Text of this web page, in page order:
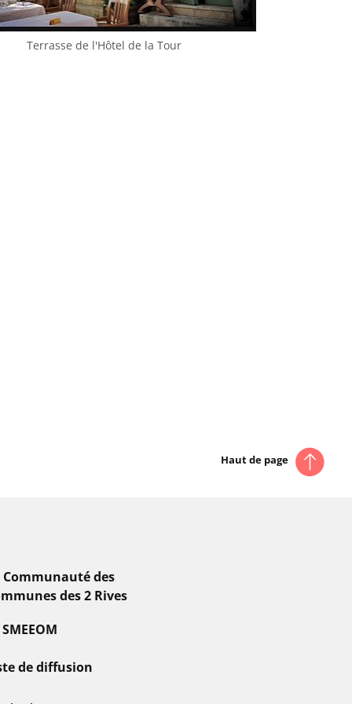
Terrasse de l'Hôtel de la Tour
Haut de page
Communauté des
des 2 Rives
de diffusion